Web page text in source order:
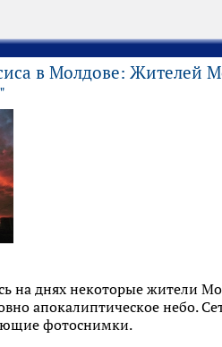
в Молдове: Жителей
на днях некоторые жители
апокалиптическое небо.
фотоснимки.